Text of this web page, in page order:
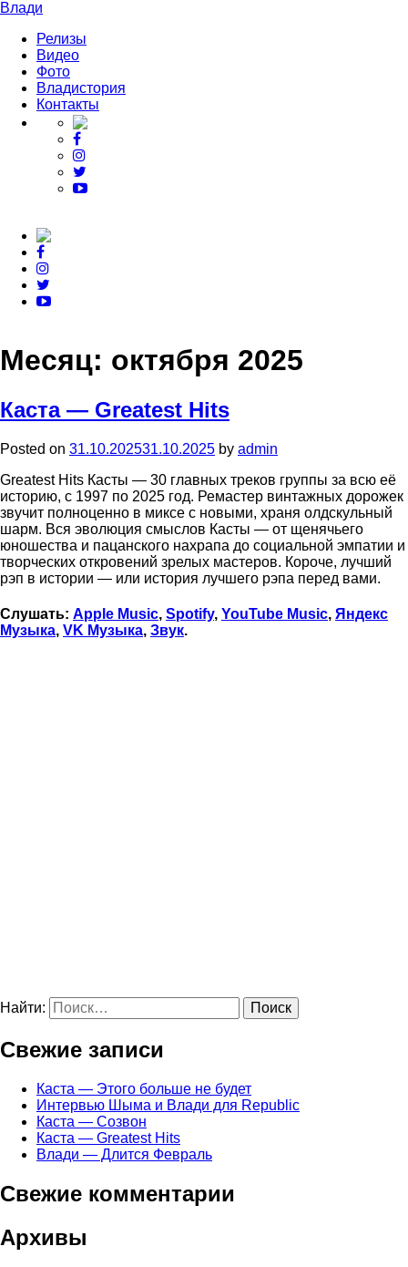
Влади
Релизы
Видео
Фото
Владистория
Контакты
Месяц: октября 2025
Каста — Greatest Hits
Posted on 31.10.202531.10.2025 by admin
Greatest Hits Касты — 30 главных треков группы за всю её
историю, с 1997 по 2025 год. Ремастер винтажных дорожек
звучит полноценно в миксе с новыми, храня олдскульный
шарм. Вся эволюция смыслов Касты — от щенячьего
юношества и пацанского нахрапа до социальной эмпатии и
творческих откровений зрелых мастеров. Короче, лучший
рэп в истории — или история лучшего рэпа перед вами.
Слушать: Apple Music, Spotify, YouTube Music, Яндекс
Музыка, VK Музыка, Звук.
Найти:
Свежие записи
Каста — Этого больше не будет
Интервью Шыма и Влади для Republic
Каста — Созвон
Каста — Greatest Hits
Влади — Длится Февраль
Свежие комментарии
Архивы